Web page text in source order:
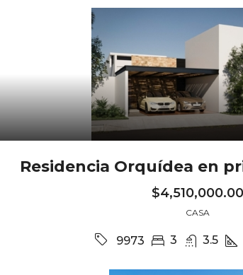
Residencia Orquídea en
$4,510,000.00
CASA
9973 3 3.5